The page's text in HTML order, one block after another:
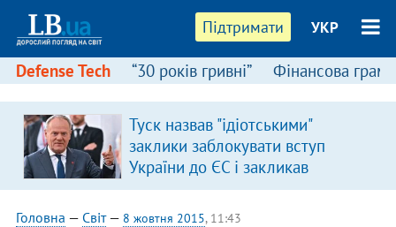
Підтримати УКР
Defense Tech “30 років гривні” Фінансова
Туск назвав "ідіотськими"
заклики заблокувати вступ
України до ЄС і закликав
припинити антиукраїнську
риторику
Головна — Світ— 8 жовтня 2015, 11:43